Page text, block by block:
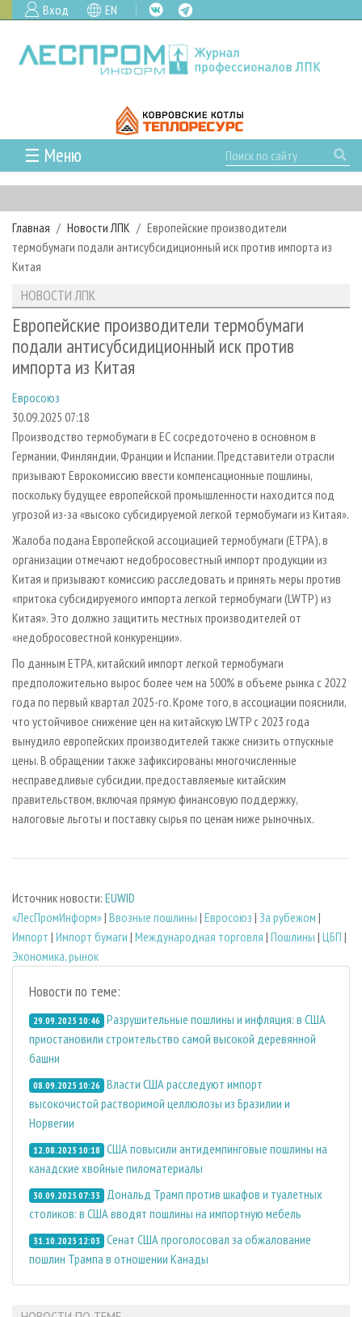
Вход EN
☰ Меню
ГЛАВНАЯ
РУБРИКИ И ТЕМЫ
РУБРИКИ ЖУРНАЛА
ЛЕСНОЕ ХОЗЯЙСТВО
ЛЕСОЗАГОТОВКА
ЛЕСОПИЛЕНИЕ
ДЕРЕВООБРАБОТКА
СУШКА ДРЕВЕСИНЫ
ПРОИЗВОДСТВО ДРЕВЕСНЫХ ПЛИТ
ДЕРЕВЯННОЕ ДОМОСТРОЕНИЕ
ПРОИЗВОДСТВО МЕБЕЛИ
БИОЭНЕРГЕТИКА
ЦБП
ИНСТРУМЕНТ И МАТЕРИАЛЫ
НОВОСТИ
КАЛЕНДАРЬ СОБЫТИЙ
НОВОСТИ ЛПК
НОВОСТИ ЖУРНАЛА
НОВОСТИ КОМПАНИЙ
ПРОЕКТЫ ЛПИ
АНАЛИТИКА
ПРЕДПРИЯТИЯ ЛПК
ЛЕСНЫЕ РЕГИОНЫ РОССИИ
ПЕРСОНЫ
МОБИЛЬНЫЕ ВЫСТАВКИ
ОФИЦИАЛЬНЫЕ ДЕЛЕГАЦИИ
ПРИОРИТЕТНЫЕ ИНВЕСТПРОЕКТЫ
RUSSIAN FORESTRY REVIEW
ГАЗЕТА ЛЕСПРОМФОРУМ
БИБЛИОТЕКА СПЕЦИАЛИСТА
АРХИВ
АРХИВ ЖУРНАЛОВ
СТАТЬИ
О ЖУРНАЛЕ
ПОДПИСКА
КОНТАКТЫ
РЕКЛАМОДАТЕЛЯМ
РЕКЛАМА
РЕКЛАМА НА САЙТЕ
Главная Новости ЛПК
Европейские производители
термобумаги подали антисубсидиционный иск против импорта из
Китая
НОВОСТИ ЛПК
Европейские производители термобумаги
подали антисубсидиционный иск против
импорта из Китая
Евросоюз
30.09.2025 07:18
Производство термобумаги в ЕС сосредоточено в основном в
Германии, Финляндии, Франции и Испании. Представители отрасли
призывают Еврокомиссию ввести компенсационные пошлины,
поскольку будущее европейской промышленности находится под
угрозой из-за «высоко субсидируемой легкой термобумаги из Китая».
Жалоба подана Европейской ассоциацией термобумаги (ETPA), в
организации отмечают недобросовестный импорт продукции из
Китая и призывают комиссию расследовать и принять меры против
«притока субсидируемого импорта легкой термобумаги (LWTP) из
Китая». Это должно защитить местных производителей от
«недобросовестной конкуренции».
По данным ETPA, китайский импорт легкой термобумаги
предположительно вырос более чем на 500% в объеме рынка с 2022
года по первый квартал 2025-го. Кроме того, в ассоциации пояснили,
что устойчивое снижение цен на китайскую LWTP с 2023 года
вынудило европейских производителей также снизить отпускные
цены. В обращении также зафиксированы многочисленные
несправедливые субсидии, предоставляемые китайским
правительством, включая прямую финансовую поддержку,
налоговые льготы и поставку сырья по ценам ниже рыночных.
Источник новости: EUWID
«ЛесПромИнформ»| Ввозные пошлины | Евросоюз | За рубежом |
Импорт | Импорт бумаги | Международная торговля | Пошлины | ЦБП |
Экономика, рынок
Новости по теме:
29.09.2025 10:46 Разрушительные пошлины и инфляция: в США
приостановили строительство самой высокой деревянной
башни
08.09.2025 10:26 Власти США расследуют импорт
высокочистой растворимой целлюлозы из Бразилии и
Норвегии
12.08.2025 10:18 США повысили антидемпинговые пошлины на
канадские хвойные пиломатериалы
30.09.2025 07:33
Дональд Трамп против шкафов и туалетных
столиков: в США вводят пошлины на импортную мебель
31.10.2025 12:03 Сенат США проголосовал за обжалование
пошлин Трампа в отношении Канады